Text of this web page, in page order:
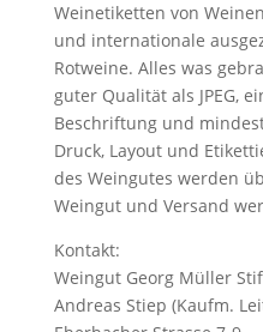
Weinetiketten von
und internationale
Rotweine. Alles was
guter Qualität als JPEG,
Beschriftung und
Druck, Layout und
des Weingutes werden
Weingut und Versand
Kontakt:
Weingut Georg Müller
Andreas Stiep (Kaufm.